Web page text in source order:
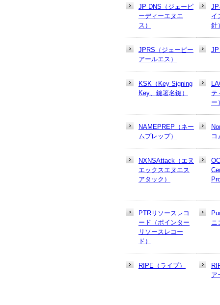
JP DNS（ジェーピ
ーディーエヌエ
ス）
イ
針
JPRS（ジェーピー
アールエス）
JP
KSK（Key Signing
Key、鍵署名鍵）
テ
ー
NAMEPREP（ネー
ムプレップ）
コ
NXNSAttack（エヌ
エックスエヌエス
アタック）
PTRリソースレコ
ード（ポインター
リソースレコー
ド）
ニ
RIPE（ライプ）
ア